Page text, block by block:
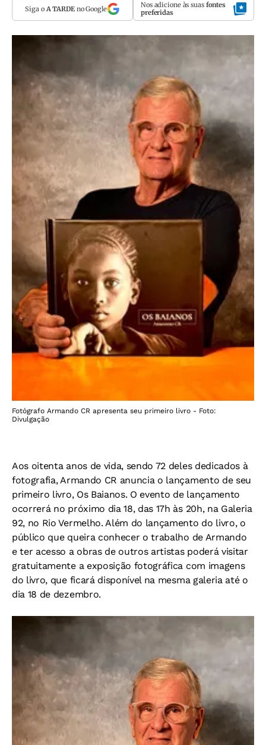
Siga o A TARDEno Google Nos adicione às suas fontes
preferidas
Fotógrafo Armando CR apresenta seu primeiro livro - Foto:
Divulgação
Aos oitenta anos de vida, sendo 72 deles dedicados à
fotografia, Armando CR anuncia o lançamento de seu
primeiro livro, Os Baianos. O evento de lançamento
ocorrerá no próximo dia 18, das 17h às 20h, na Galeria
92, no Rio Vermelho. Além do lançamento do livro, o
público que queira conhecer o trabalho de Armando
e ter acesso a obras de outros artistas poderá visitar
gratuitamente a exposição fotográfica com imagens
do livro, que ficará disponível na mesma galeria até o
dia 18 de dezembro.